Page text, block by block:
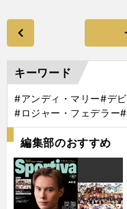
キーワード
#アンディ・マリー#デ
#ロジャー・フェデラー
編集部のおすすめ